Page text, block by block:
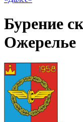
Бурение
Ожерелье